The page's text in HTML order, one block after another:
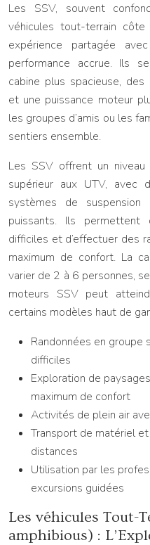
Les SSV, souvent
véhicules tout-terrain
expérience partagée
performance accrue. Ils
cabine plus spacieuse,
et une puissance moteur
les groupes d’amis ou les
sentiers ensemble.
Les SSV offrent un
supérieur aux UTV, avec
systèmes de
puissants. Ils
difficiles et d’effectuer des
maximum de confort. La
varier de 2 à 6 personnes,
moteurs SSV peut
certains modèles haut de
Randonnées en groupe
difficiles
Exploration de
maximum de confort
Activités de plein air
Transport de matériel
distances
Utilisation par les
excursions guidées
Les véhicules Tout-
amphibious) :